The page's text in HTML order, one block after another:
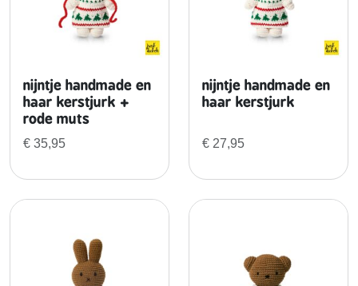
n
nijntje handmade en
haar kerstjurk +
rode muts
€ 35,95
nijntje handmade en
haar kerstjurk
€ 27,95